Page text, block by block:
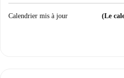
Calendrier mis à jour (Le